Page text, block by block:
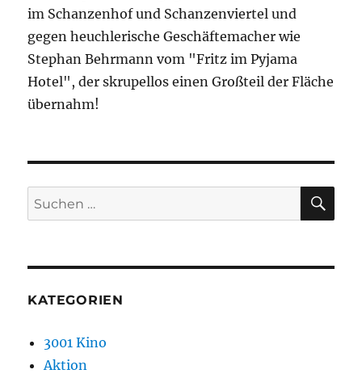
im Schanzenhof und Schanzenviertel und
gegen heuchlerische Geschäftemacher wie
Stephan Behrmann vom "Fritz im Pyjama
Hotel", der skrupellos einen Großteil der Fläche
übernahm!
Suchen
nach:
KATEGORIEN
3001 Kino
Aktion